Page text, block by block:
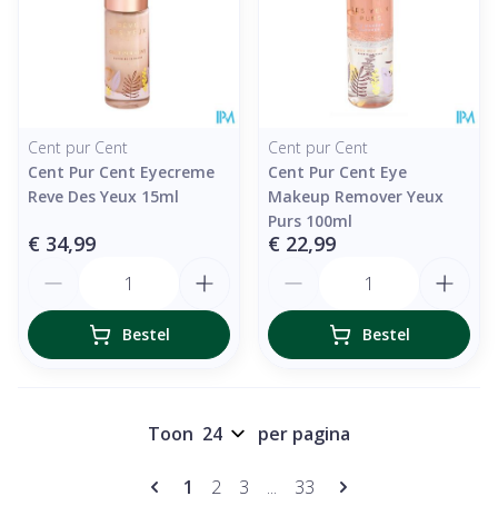
Cent pur Cent
Cent Pur Cent Eyecreme
Reve Des Yeux 15ml
€ 34,99
Bestel
Cent pur Cent
Cent Pur Cent Eye
Makeup Remover Yeux
Purs 100ml
€ 22,99
Bestel
Pagina's
U lees momenteel pagina
1 Pagina
2 Pagina
3 ... Pagina
33
Toon per pagina